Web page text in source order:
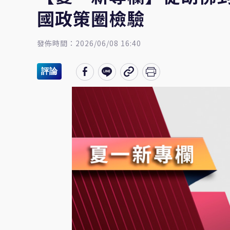
國政策圈檢驗
發佈時間：2026/06/08 16:40
評論